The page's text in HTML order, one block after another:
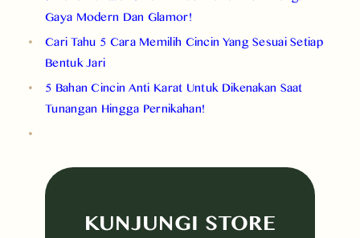
Gaya Modern Dan Glamor!
Cari Tahu 5 Cara Memilih Cincin Yang Sesuai Setiap
Bentuk Jari
5 Bahan Cincin Anti Karat Untuk Dikenakan Saat
Tunangan Hingga Pernikahan!
KUNJUNGI STORE